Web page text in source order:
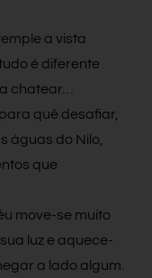
a vista
é diferente
chatear…
quê desafiar,
águas do Nilo,
que
move-se muito
luz e aquece-
a lado algum.